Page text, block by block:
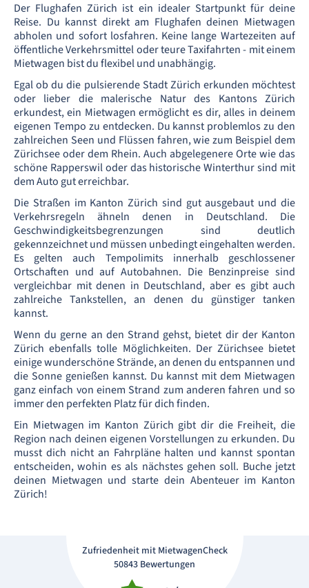
Der Flughafen Zürich ist ein idealer Startpunkt für deine
Reise. Du kannst direkt am Flughafen deinen Mietwagen
abholen und sofort losfahren. Keine lange Wartezeiten auf
öffentliche Verkehrsmittel oder teure Taxifahrten - mit einem
Mietwagen bist du flexibel und unabhängig.
Egal ob du die pulsierende Stadt Zürich erkunden möchtest
oder lieber die malerische Natur des Kantons Zürich
erkundest, ein Mietwagen ermöglicht es dir, alles in deinem
eigenen Tempo zu entdecken. Du kannst problemlos zu den
zahlreichen Seen und Flüssen fahren, wie zum Beispiel dem
Zürichsee oder dem Rhein. Auch abgelegenere Orte wie das
schöne Rapperswil oder das historische Winterthur sind mit
dem Auto gut erreichbar.
Die Straßen im Kanton Zürich sind gut ausgebaut und die
Verkehrsregeln ähneln denen in Deutschland. Die
Geschwindigkeitsbegrenzungen sind deutlich
gekennzeichnet und müssen unbedingt eingehalten werden.
Es gelten auch Tempolimits innerhalb geschlossener
Ortschaften und auf Autobahnen. Die Benzinpreise sind
vergleichbar mit denen in Deutschland, aber es gibt auch
zahlreiche Tankstellen, an denen du günstiger tanken
kannst.
Wenn du gerne an den Strand gehst, bietet dir der Kanton
Zürich ebenfalls tolle Möglichkeiten. Der Zürichsee bietet
einige wunderschöne Strände, an denen du entspannen und
die Sonne genießen kannst. Du kannst mit dem Mietwagen
ganz einfach von einem Strand zum anderen fahren und so
immer den perfekten Platz für dich finden.
Ein Mietwagen im Kanton Zürich gibt dir die Freiheit, die
Region nach deinen eigenen Vorstellungen zu erkunden. Du
musst dich nicht an Fahrpläne halten und kannst spontan
entscheiden, wohin es als nächstes gehen soll. Buche jetzt
deinen Mietwagen und starte dein Abenteuer im Kanton
Zürich!
Zufriedenheit mit MietwagenCheck
50843 Bewertungen